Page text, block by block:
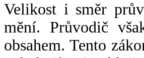
Velikost i směr
mění. Průvodič
obsahem. Tento